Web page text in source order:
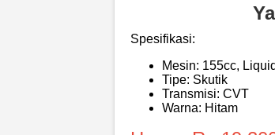
Spesifikasi:
Mesin: 155cc,
Tipe: Skutik
Transmisi: CVT
Warna: Hitam